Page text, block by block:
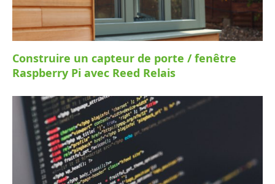
Construire un capteur de porte / fenêtre
Raspberry Pi avec Reed Relais